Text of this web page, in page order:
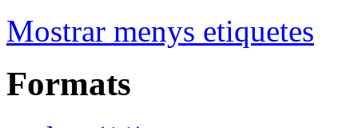
Mostrar menys etiquetes
Formats